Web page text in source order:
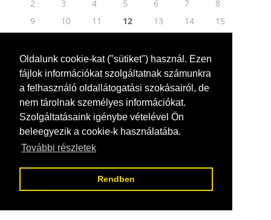
Oldalunk cookie-kat ("sütiket") használ. Ezen
fájlok információkat szolgáltatnak számunkra
a felhasználó oldallátogatási szokásairól, de
nem tárolnak személyes információkat.
Szolgáltatásaink igénybe vételével Ön
beleegyezik a cookie-k használatába.
További részletek
Rendben
2
3 4 5 6 7
8
9
10 11 12 13 14
15
23
24 25 26 27 28
30
« ápr
júl »